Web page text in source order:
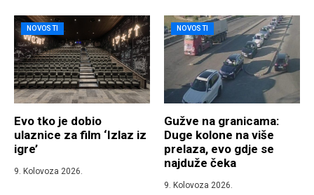
NOVOSTI
Evo tko je dobio
ulaznice za film ‘Izlaz iz
igre’
9. Kolovoza 2026.
NOVOSTI
Gužve na granicama:
Duge kolone na više
prelaza, evo gdje se
najduže čeka
9. Kolovoza 2026.